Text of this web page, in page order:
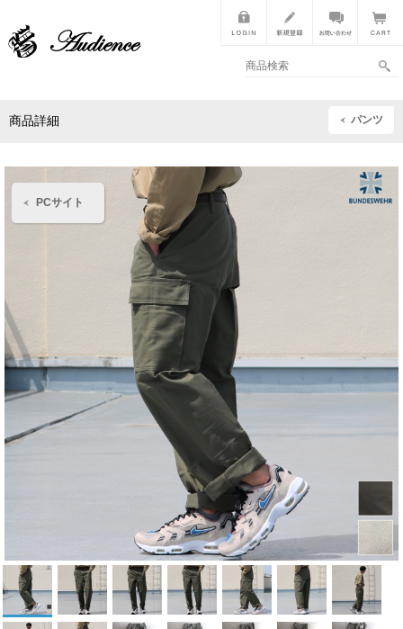
PCサイト
商品詳細 パンツ